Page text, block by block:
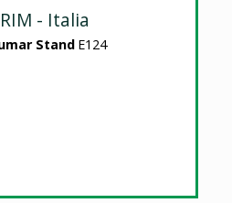
- Italia
Stand E124